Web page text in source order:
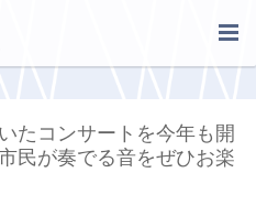
たコンサートを今年も開
民が奏でる音をぜひお楽